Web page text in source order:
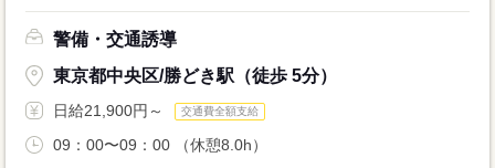
警備・交通誘導
東京都中央区/勝どき駅（徒歩 5分）
日給21,900円～ 交通費全額支給
09：00〜09：00 （休憩8.0h）